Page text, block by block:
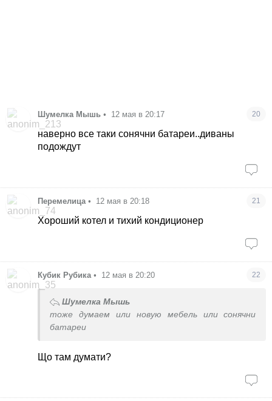
Шумелка Мышь • 12 мая в 20:17 20
наверно все таки сонячни батареи..диваны
подождут
Перемелица • 12 мая в 20:18 21
Хороший котел и тихий кондиционер
Кубик Рубика • 12 мая в 20:20 22
Шумелка Мышь
тоже думаем или новую мебель или сонячни
батареи
Що там думати?